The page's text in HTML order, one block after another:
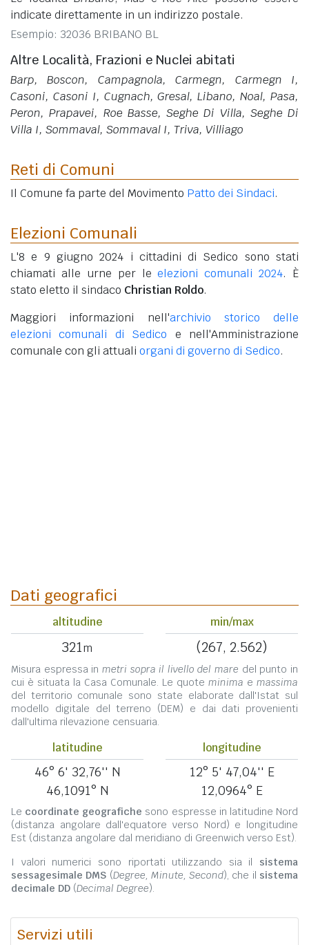
indicate direttamente in un indirizzo postale.
Esempio: 32036 BRIBANO BL
Altre Località, Frazioni e Nuclei abitati
Barp, Boscon, Campagnola, Carmegn, Carmegn I,
Casoni, Casoni I, Cugnach, Gresal, Libano, Noal, Pasa,
Peron, Prapavei, Roe Basse, Seghe Di Villa, Seghe Di
Villa I, Sommaval, Sommaval I, Triva, Villiago
Reti di Comuni
Il Comune fa parte del Movimento Patto dei Sindaci.
Elezioni Comunali
L'8 e 9 giugno 2024 i cittadini di Sedico sono stati
chiamati alle urne per leelezioni comunali 2024. È
stato eletto il sindaco Christian Roldo.
Maggiori informazioni nell'archivio storico delle
elezioni comunali di Sedico e nell'Amministrazione
comunale con gli attuali organi di governo di Sedico.
Dati geografici
altitudine
321m
min/max
(267, 2.562)
Misura espressa in metri sopra il livello del mare del punto in
cui è situata la Casa Comunale. Le quote minima e massima
del territorio comunale sono state elaborate dall'Istat sul
modello digitale del terreno (DEM) e dai dati provenienti
dall'ultima rilevazione censuaria.
latitudine
46° 6' 32,76'' N
46,1091° N
longitudine
12° 5' 47,04'' E
12,0964° E
Le coordinate geografiche sono espresse in latitudine Nord
(distanza angolare dall'equatore verso Nord) e longitudine
Est (distanza angolare dal meridiano di Greenwich verso Est).
I valori numerici sono riportati utilizzando sia il sistema
sessagesimale DMS (Degree, Minute, Second), che il sistema
decimale DD (Decimal Degree).
Servizi utili